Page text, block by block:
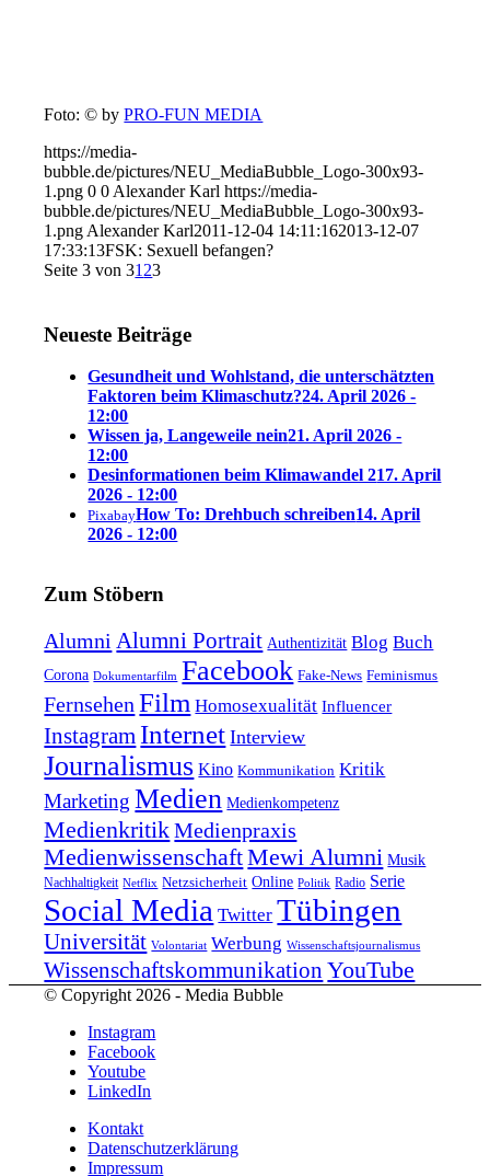
Foto: © byPRO-FUN MEDIA
https://media-
bubble.de/pictures/NEU_MediaBubble_Logo-300x93-
1.png 0 0 Alexander Karl https://media-
bubble.de/pictures/NEU_MediaBubble_Logo-300x93-
1.png Alexander Karl2011-12-04 14:11:162013-12-07
17:33:13FSK: Sexuell befangen?
Seite 3 von 31 23
Neueste Beiträge
Gesundheit und Wohlstand, die unterschätzten
Faktoren beim Klimaschutz?24. April 2026 -
12:00
Wissen ja, Langeweile nein21. April 2026 -
12:00
Desinformationen beim Klimawandel 217. April
2026 - 12:00
PixabayHow To: Drehbuch schreiben14. April
2026 - 12:00
Zum Stöbern
Alumni Alumni Portrait Authentizität Blog Buch
Corona Dokumentarfilm Facebook Fake-News Feminismus
Fernsehen Film Homosexualität Influencer
Instagram Internet Interview
Journalismus Kino Kommunikation Kritik
Marketing Medien Medienkompetenz
Medienkritik Medienpraxis
MedienwissenschaftMewi Alumni Musik
Nachhaltigkeit Netflix Netzsicherheit Online Politik Radio Serie
Social Media Twitter Tübingen
Universität Volontariat Werbung Wissenschaftsjournalismus
Wissenschaftskommunikation YouTube
© Copyright 2026 - Media Bubble
Instagram
Facebook
Youtube
LinkedIn
Kontakt
Datenschutzerklärung
Impressum